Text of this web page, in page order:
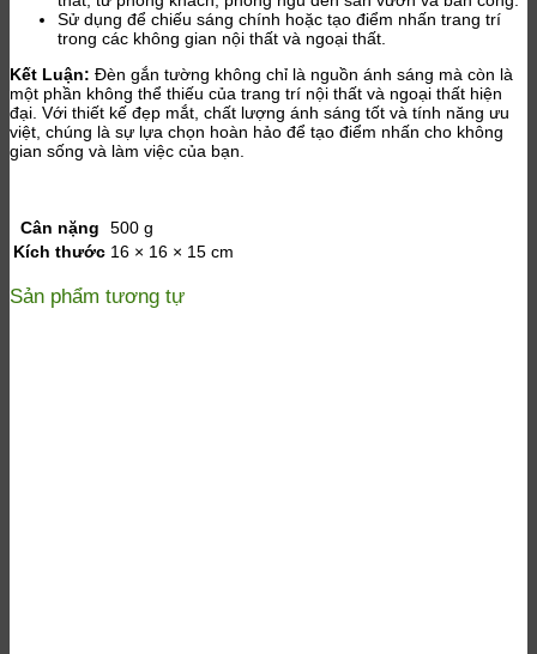
Sử dụng để chiếu sáng chính hoặc tạo điểm nhấn trang trí
trong các không gian nội thất và ngoại thất.
Kết Luận: Đèn gắn tường không chỉ là nguồn ánh sáng mà còn là
một phần không thể thiếu của trang trí nội thất và ngoại thất hiện
đại. Với thiết kế đẹp mắt, chất lượng ánh sáng tốt và tính năng ưu
việt, chúng là sự lựa chọn hoàn hảo để tạo điểm nhấn cho không
gian sống và làm việc của bạn.
Cân nặng
500 g
Kích thước 16 × 16 × 15 cm
Sản phẩm tương tự